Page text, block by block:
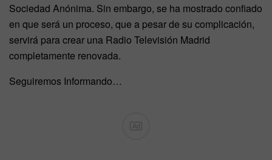
Sociedad Anónima. Sin embargo, se ha mostrado confiado
en que será un proceso, que a pesar de su complicación,
servirá para crear una Radio Televisión Madrid
completamente renovada.
Seguiremos Informando…
Ad